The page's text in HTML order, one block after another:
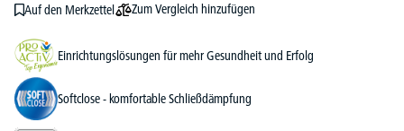
Auf den Merkzettel Zum Vergleich hinzufügen
Einrichtungslösungen für mehr Gesundheit und Erfolg
Softclose - komfortable Schließdämpfung